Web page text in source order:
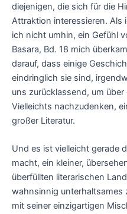
diejenigen, die sich für die
Attraktion interessieren.
ich nicht umhin, ein Gefühl
Basara, Bd. 18 mich
darauf, dass einige
eindringlich sie sind,
uns zurücklassend, um
Vielleichts nachzudenken,
großer Literatur.
Und es ist vielleicht gerade
macht, ein kleiner,
überfüllten literarischen
wahnsinnig unterhaltsames
mit seiner einzigartigen